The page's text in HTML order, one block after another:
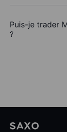
Puis-je trader
?